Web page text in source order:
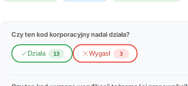
Czy ten kod korporacyjny nadal działa?
Działa 13 Wygasł 3